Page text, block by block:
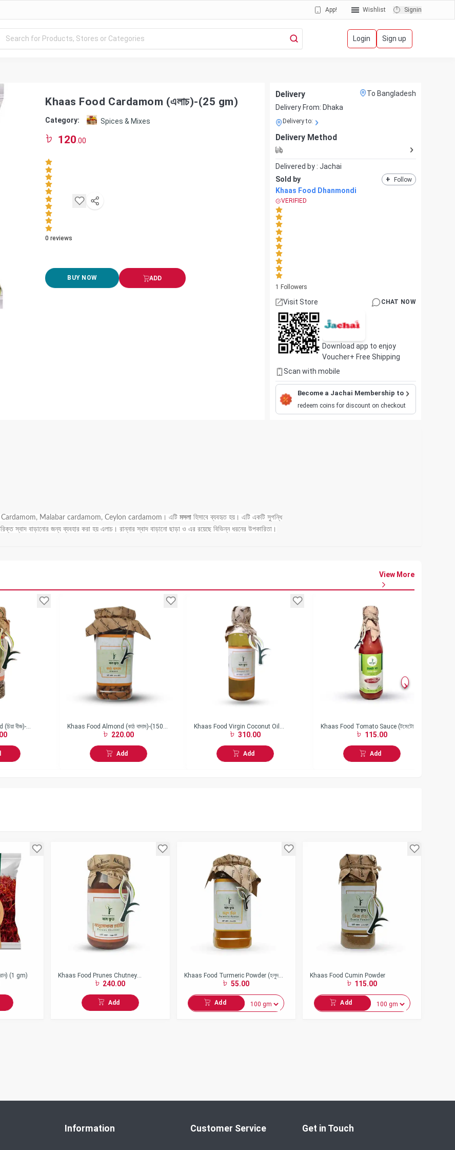
App! Wishlist Signin
Login Sign up
Khaas Food Cardamom (এলাচ)-(25 gm)
Category: Spices & Mixes
120.00
0 reviews
BUY NOW ADD
Delivery
To Bangladesh
Delivery From: Dhaka
Delivery to:
Delivery Method
Delivered by : Jachai
Sold by
+ Follow
Khaas Food Dhanmondi
VERIFIED
1 Followers
Visit Store CHAT NOW
Download app to enjoy
Voucher+ Free Shipping
Scan with mobile
Become a Jachai Membership to
redeem coins for discount on checkout
Cardamom, Malabar cardamom, Ceylon cardamom। এটি মসলাহিসাবে ব্যবহৃত হয়। এটি একটি সুগন্ধি
স্বাদ বাড়ানোর জন্য ব্যবহার করা হয় এলাচ। রান্নার স্বাদ বাড়ানো ছাড়া ও এর রয়েছে বিভিন্ন ধরনের উপকারিতা।
View More
বীজ)-
Khaas Food Almond (কাঠ বাদাম)-(150
220.00
Add
Khaas Food Virgin Coconut Oil
(নারিকেল তেল) (200 gm)
310.00
Add
Khaas Food Tomato Sauce (টমেটো সস)
115.00
Add
(1 gm)
Khaas Food Prunes Chutney
(আলুবোখারা) (200gm)240.00
Add
Khaas Food Turmeric Powder (হলুদ
55.00
Add
Khaas Food Cumin Powder
115.00
Add
Information Customer Service Get in Touch